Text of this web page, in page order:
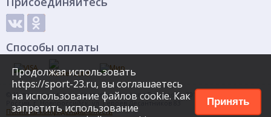
Продолжая использовать
https://sport-23.ru, вы соглашаетесь
на использование файлов cookie. Как
запретить использование
Принять
Способы оплаты
© Интернет-магазин спортивных товаров Евроспорт, 2015
Россия, г. Новороссийск, ул. Героев Десантников 83
Политика конфиденциальности